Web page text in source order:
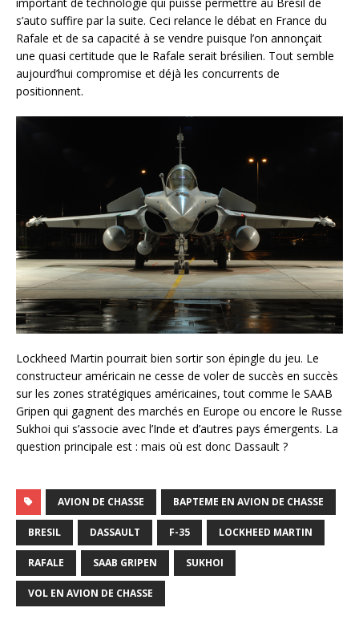
s’auto suffire par la suite. Ceci relance le débat en France du
Rafale et de sa capacité à se vendre puisque l’on annonçait
une quasi certitude que le Rafale serait brésilien. Tout semble
aujourd’hui compromise et déjà les concurrents de
positionnent.
Lockheed Martin pourrait bien sortir son épingle du jeu. Le
constructeur américain ne cesse de voler de succès en succès
sur les zones stratégiques américaines, tout comme le SAAB
Gripen qui gagnent des marchés en Europe ou encore le Russe
Sukhoi qui s’associe avec l’Inde et d’autres pays émergents. La
question principale est : mais où est donc Dassault ?
AVION DE CHASSE BAPTEME EN AVION DE CHASSE
BRESIL DASSAULT F-35 LOCKHEED MARTIN
RAFALE SAAB GRIPEN SUKHOI
VOL EN AVION DE CHASSE